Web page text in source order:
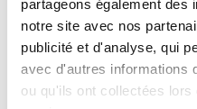
partageons également des
notre site avec nos
publicité et d'analyse, qui
avec d'autres informations
ou qu'ils ont collectées
travail, pendant la période
de la Commission mixte par
et le jour de la notification de
mixte.
Le licenciement notifié par